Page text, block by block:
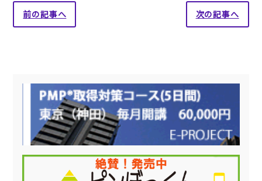
前の記事へ 次の記事へ